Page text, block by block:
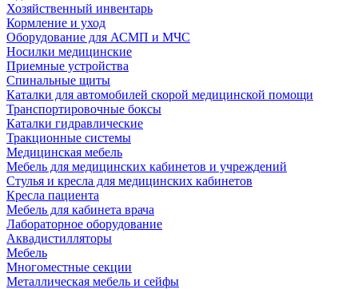
Хозяйственный инвентарь
Кормление и уход
Оборудование для АСМП и МЧС
Носилки медицинские
Приемные устройства
Спинальные щиты
Каталки для автомобилей скорой медицинской помощи
Транспортировочные боксы
Каталки гидравлические
Тракционные системы
Медицинская мебель
Мебель для медицинских кабинетов и учреждений
Стулья и кресла для медицинских кабинетов
Кресла пациента
Мебель для кабинета врача
Лабораторное оборудование
Аквадистилляторы
Мебель
Многоместные секции
Металлическая мебель и сейфы